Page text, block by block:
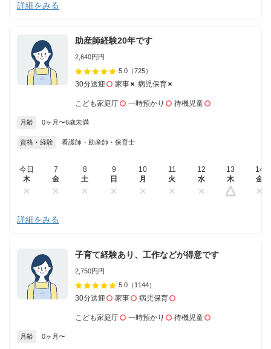
詳細をみる
助産師経験20年です
2,640円円
5.0 （725）
30分送迎 家事 病児保育
こども家庭庁 一時預かり 待機児童
月齢 0ヶ月〜6歳未満
資格・経験 看護師・助産師・保育士
今日
木
7
金
8
土
9
日
10
月
11
火
12
水
13
木
14
金
詳細をみる
子育て経験あり、工作などが得意です
2,750円円
5.0 （1144）
30分送迎 家事 病児保育
こども家庭庁 一時預かり 待機児童
月齢 0ヶ月〜